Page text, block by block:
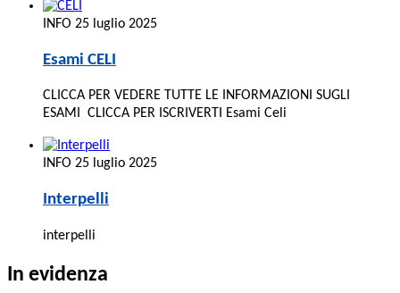
INFO 25 luglio 2025
Esami CELI
CLICCA PER VEDERE TUTTE LE INFORMAZIONI SUGLI
ESAMI CLICCA PER ISCRIVERTI Esami Celi
INFO 25 luglio 2025
Interpelli
interpelli
In evidenza